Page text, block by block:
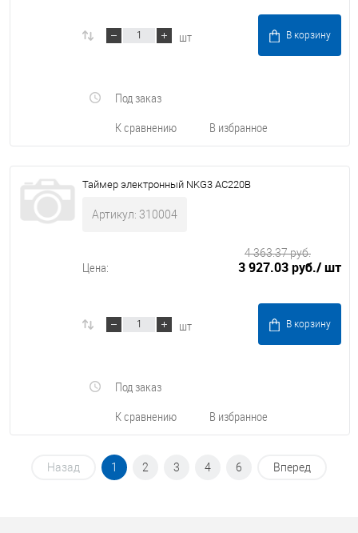
шт В корзину
К сравнению В избранное
Под заказ
Таймер электронный NKG3 AC220В
Артикул: 310004
Цена: 3 927.03 руб./ шт
4 363.37 руб.
шт В корзину
К сравнению В избранное
Под заказ
Назад 1 2 3 4 6 Вперед